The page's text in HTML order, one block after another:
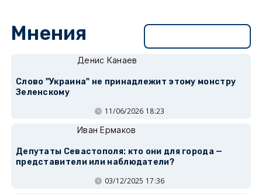
Мнения
Денис Канаев
Слово "Украина" не принадлежит этому монстру
Зеленскому
11/06/2026 18:23
Иван Ермаков
Депутаты Севастополя: кто они для города —
представители или наблюдатели?
03/12/2025 17:36